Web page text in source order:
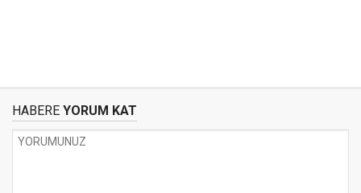
HABERE YORUM KAT